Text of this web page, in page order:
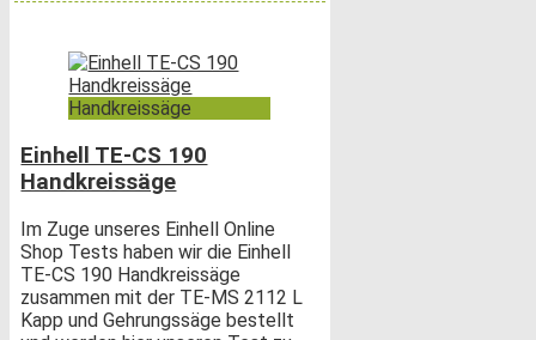
Handkreissäge
Einhell TE-CS 190
Handkreissäge
Im Zuge unseres Einhell Online
Shop Tests haben wir die Einhell
TE-CS 190 Handkreissäge
zusammen mit der TE-MS 2112 L
Kapp und Gehrungssäge bestellt